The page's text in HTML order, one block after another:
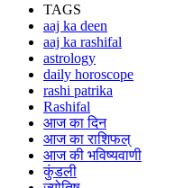
TAGS
aaj ka deen
aaj ka rashifal
astrology
daily horoscope
rashi patrika
Rashifal
आज का दिन
आज का राशिफल्
आज की भविष्यवाणी
कुंडली